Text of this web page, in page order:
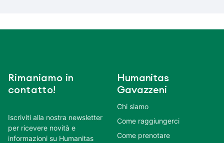
Rimaniamo in
contatto!
Iscriviti alla nostra newsletter
per ricevere novità e
informazioni su Humanitas
Humanitas
Gavazzeni
Chi siamo
Come raggiungerci
Come prenotare